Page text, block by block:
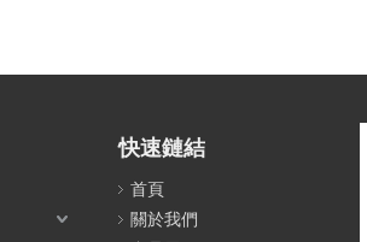
快速鏈結
首頁
關於我們